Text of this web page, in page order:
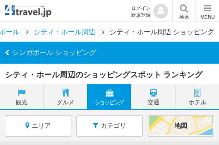
ログイン
新規登録
検索 MENU
ール シティ・ホール周辺 シティ・ホール周辺 ショッピング
シンガポール ショッピング
シティ・ホール周辺のショッピングスポット ランキング
観光 グルメ ショッピング 交通 ホテル
エリア カテゴリ 地図